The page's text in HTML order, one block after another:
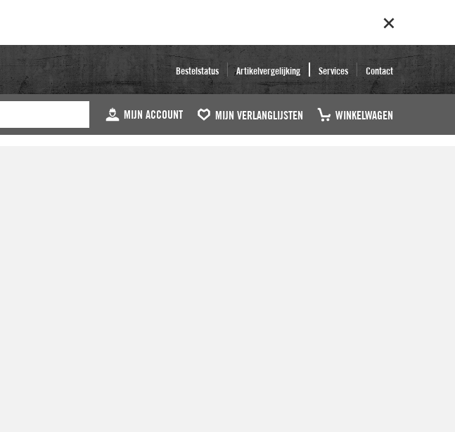
Bestelstatus Artikelvergelijking Services Contact
MIJN ACCOUNT MIJN VERLANGLIJSTEN WINKELWAGEN